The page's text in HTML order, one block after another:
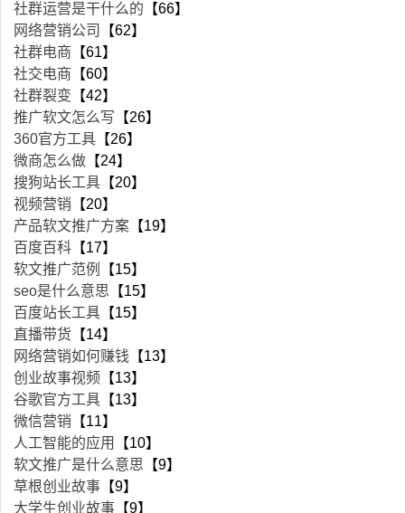
社群运营是干什么的 【66】
网络营销公司
【62】
社群电商 【61】
社交电商 【60】
社群裂变 【42】
推广软文怎么写 【26】
360官方工具 【26】
微商怎么做 【24】
搜狗站长工具 【20】
视频营销 【20】
产品软文推广方案 【19】
百度百科 【17】
软文推广范例
【15】
seo是什么意思 【15】
百度站长工具 【15】
直播带货 【14】
网络营销如何赚钱 【13】
创业故事视频 【13】
谷歌官方工具 【13】
微信营销 【11】
人工智能的应用
【10】
软文推广是什么意思 【9】
草根创业故事 【9】
大学生创业故事 【9】